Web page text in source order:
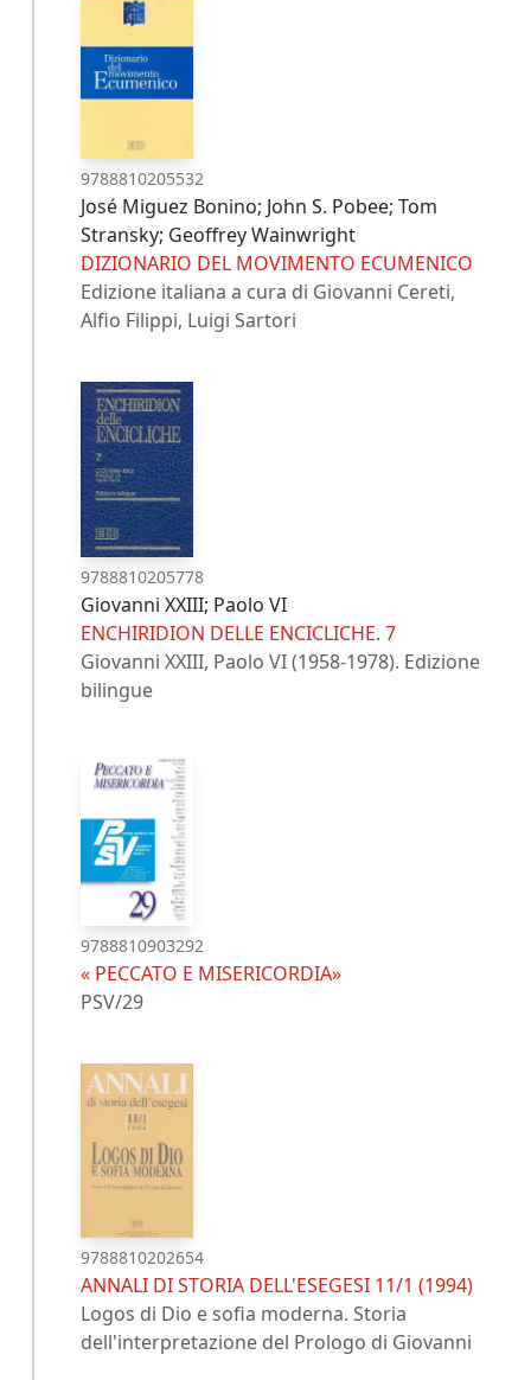
9788810205532
José Miguez Bonino; John S. Pobee; Tom
Stransky; Geoffrey Wainwright
DIZIONARIO DEL MOVIMENTO ECUMENICO
Edizione italiana a cura di Giovanni Cereti,
Alfio Filippi, Luigi Sartori
9788810205778
Giovanni XXIII; Paolo VI
ENCHIRIDION DELLE ENCICLICHE. 7
Giovanni XXIII, Paolo VI (1958-1978). Edizione
bilingue
9788810903292
« PECCATO E MISERICORDIA»
PSV/29
9788810202654
ANNALI DI STORIA DELL'ESEGESI 11/1 (1994)
Logos di Dio e sofia moderna. Storia
dell'interpretazione del Prologo di Giovanni